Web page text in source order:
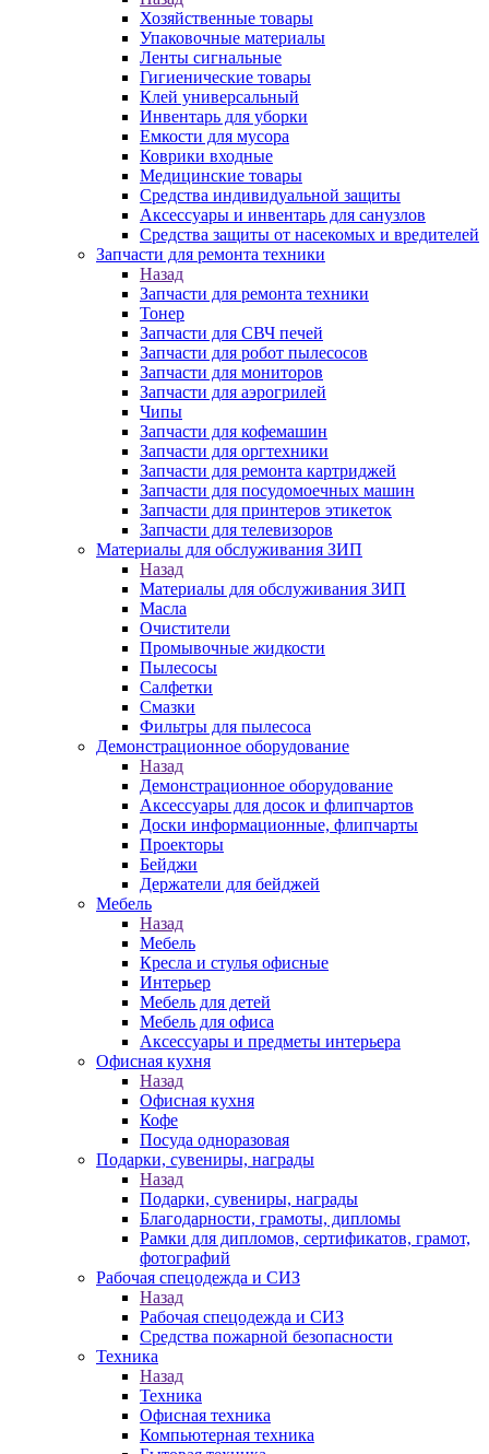
Хозяйственные товары
Упаковочные материалы
Ленты сигнальные
Гигиенические товары
Клей универсальный
Инвентарь для уборки
Емкости для мусора
Коврики входные
Медицинские товары
Средства индивидуальной защиты
Аксессуары и инвентарь для санузлов
Средства защиты от насекомых и вредителей
Запчасти для ремонта техники
Назад
Запчасти для ремонта техники
Тонер
Запчасти для СВЧ печей
Запчасти для робот пылесосов
Запчасти для мониторов
Запчасти для аэрогрилей
Чипы
Запчасти для кофемашин
Запчасти для оргтехники
Запчасти для ремонта картриджей
Запчасти для посудомоечных машин
Запчасти для принтеров этикеток
Запчасти для телевизоров
Материалы для обслуживания ЗИП
Назад
Материалы для обслуживания ЗИП
Масла
Очистители
Промывочные жидкости
Пылесосы
Салфетки
Смазки
Фильтры для пылесоса
Демонстрационное оборудование
Назад
Демонстрационное оборудование
Аксессуары для досок и флипчартов
Доски информационные, флипчарты
Проекторы
Бейджи
Держатели для бейджей
Мебель
Назад
Мебель
Кресла и стулья офисные
Интерьер
Мебель для детей
Мебель для офиса
Аксессуары и предметы интерьера
Офисная кухня
Назад
Офисная кухня
Кофе
Посуда одноразовая
Подарки, сувениры, награды
Назад
Подарки, сувениры, награды
Благодарности, грамоты, дипломы
Рамки для дипломов, сертификатов, грамот,
фотографий
Рабочая спецодежда и СИЗ
Назад
Рабочая спецодежда и СИЗ
Средства пожарной безопасности
Техника
Назад
Техника
Офисная техника
Компьютерная техника